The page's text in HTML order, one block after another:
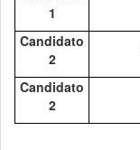
1
Candidato
2
Candidato
2